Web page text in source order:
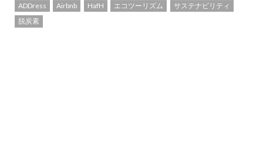
ADDress
Airbnb HafH エコツーリズム
サステナビリティ
脱炭素